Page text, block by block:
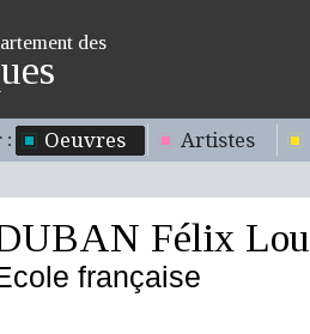
des
: Oeuvres Artistes
Félix
française